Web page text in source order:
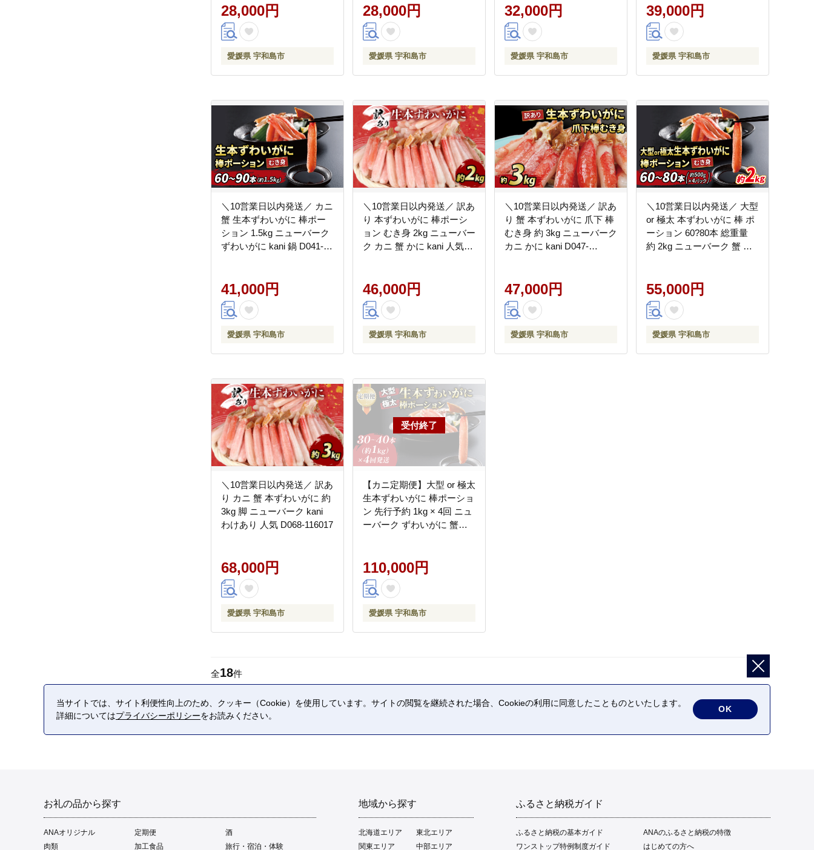
28,000円
愛媛県 宇和島市
28,000円
愛媛県 宇和島市
32,000円
愛媛県 宇和島市
D039-116022
39,000円
愛媛県 宇和島市
＼10営業日以内発送／ カニ
蟹 生本ずわいがに 棒ポー
ション 1.5kg ニューバーク
ずわいがに kani 鍋 D041-
41,000円
愛媛県 宇和島市
＼10営業日以内発送／ 訳あ
り 本ずわいがに 棒ポーシ
ョン むき身 2kg ニューバー
ク カニ 蟹 かに kani 人気
46,000円
愛媛県 宇和島市
＼10営業日以内発送／ 訳あ
り 蟹 本ずわいがに 爪下 棒
むき身 約 3kg ニューバーク
カニ かに kani D047-
47,000円
愛媛県 宇和島市
＼10営業日以内発送／ 大型
or 極太 本ずわいがに 棒 ポ
ーション 60?80本 総重量
約 2kg ニューバーク 蟹 カ
D055-116016
55,000円
愛媛県 宇和島市
＼10営業日以内発送／ 訳あ
り カニ 蟹 本ずわいがに 約
3kg 脚 ニューバーク kani
わけあり 人気 D068-116017
68,000円
愛媛県 宇和島市
【カニ定期便】大型 or 極太
生本ずわいがに 棒ポーショ
ン 先行予約 1kg × 4回 ニュ
ーバーク ずわいがに 蟹
110,000円
愛媛県 宇和島市
全18件
お礼の品から探す
ANAオリジナル 定期便
酒
肉類
加工食品 旅行・宿泊・体験
地域から探す
北海道エリア
東北エリア
関東エリア
中部エリア
ふるさと納税ガイド
ふるさと納税の基本ガイド
ANAのふるさと納税の特徴
ワンストップ特例制度ガイド
はじめての方へ
当サイトでは、サイト利便性向上のため、クッキー（Cookie）を使用しています。サイトの閲覧を継続された場合、Cookieの利用に同意したことものといたします。
詳細についてはプライバシーポリシーをお読みください。
OK